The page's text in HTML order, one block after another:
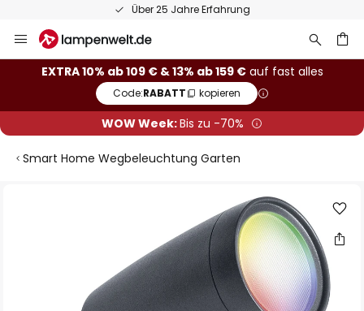
50 Tage kostenlose Retoure
Inhalt
springen
EXTRA 10% ab 109 € & 13% ab 159 €auf fast alles
Code:RABATT kopieren
WOW Week:Bis zu -70%
Smart Home Wegbeleuchtung Garten